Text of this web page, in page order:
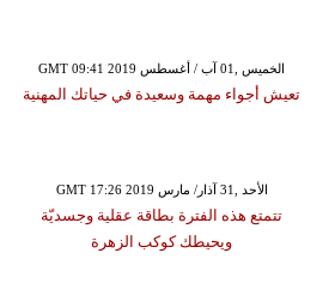
GMT 09:41 2019 الخميس ,01 آب / أغسطس
تعيش أجواء مهمة وسعيدة في حياتك المهنية
GMT 17:26 2019 الأحد ,31 آذار/ مارس
تتمتع هذه الفترة بطاقة عقلية وجسديّة
ويحيطك كوكب الزهرة